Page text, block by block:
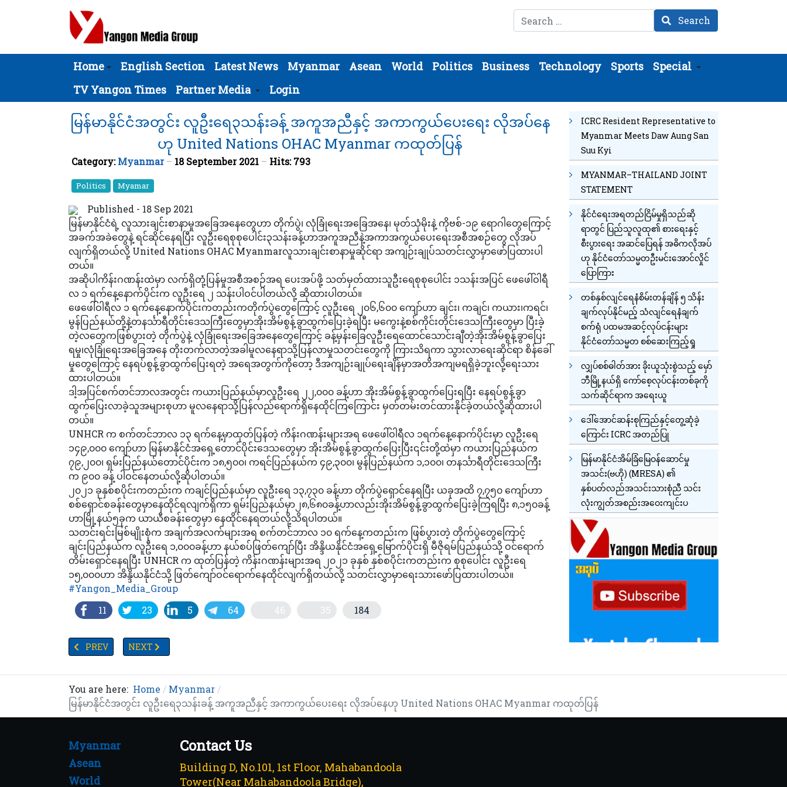
Search Search
Home English Section Latest News Myanmar Asean World Politics Business Technology Sports
Special
TV Yangon Times
Partner Media Login
မြန်မာနိုင်ငံအတွင်း လူဦးရေ၃သန်းခန့် အကူအညီနှင့် အကာကွယ်ပေးရေး လိုအပ်နေ
ဟု United Nations OHAC Myanmar ကထုတ်ပြန်
Category:Myanmar 18 September 2021 Hits: 793
Politics Myamar
Published - 18 Sep 2021
မြန်မာနိုင်ငံရဲ့ လူသားချင်းစာနာမှုအခြေအနေတွေဟာ တိုက်ပွဲ၊ လုံခြုံရေးအခြေအနေ၊ မုတ်သုံမိုးနဲ့ ကိုဗစ်-၁၉ ရောဂါတွေကြောင့်
အခက်အခဲတွေနဲ့ ရင်ဆိုင်နေရပြီး လူဦးရေစုစုပေါင်း၃သန်းခန့်ဟာအကူအညီနဲ့အကာအကွယ်ပေးရေးအစီအစဉ်တွေ လိုအပ်
လျက်ရှိတယ်လို့ United Nations OHAC Myanmarလူသားချင်းစာနာမှုဆိုင်ရာ အကျဉ်းချုပ်သတင်းလွှာမှာဖော်ပြထားပါ
တယ်။
အဆိုပါကိန်းဂဏန်းထဲမှာ လက်ရှိတုံ့ပြန်မှုအစီအစဉ်အရ ပေးအပ်ဖို့ သတ်မှတ်ထားသူဦးရေစုစုပေါင်း ၁သန်းအပြင် ဖေဖေါ်ဝါရီ
လ ၁ ရက်နေ့နောက်ပိုင်းက လူဦးရေ ၂ သန်းပါဝင်ပါတယ်လို့ ဆိုထားပါတယ်။
ဖေဖေါ်ဝါရီလ ၁ ရက်နေ့နောက်ပိုင်းကတည်းကတိုက်ပွဲတွေကြောင့် လူဦးရေ ၂၀၆,၆၀၀ ကျော်ဟာ ချင်း၊ ကချင်၊ ကယား၊ကရင်၊
မွန်ပြည်နယ်တို့နဲ့တနင်္သာရီတိုင်းဒေသကြီးတွေမှာအိုးအိမ်စွန့်ခွာထွက်ပြေးခဲ့ရပြီး မကွေးနဲ့စစ်ကိုင်းတိုင်းဒေသကြီးတွေမှာ ပြီးခဲ့
တဲ့လတွေကဖြစ်ပွားတဲ့ တိုက်ပွဲနဲ့ လုံခြုံရေးအခြေအနေတွေကြောင့် ခန့်မှန်းခြေလူဦးရေထောင်သောင်းချီတဲ့အိုးအိမ်စွန့်ခွာပြေး
ရမှု၊လုံခြုံရေးအခြေအနေ တိုးတက်လာတဲ့အခါမူလနေရာသို့ပြန်လာမှုသတင်းတွေကို ကြားသိရကာ သွားလာရေးဆိုင်ရာ စိန်ခေါ်
မှုတွေကြောင့် နေရပ်စွန့်ခွာထွက်ပြေးရတဲ့ အရေအတွက်ကို‌တော့ ဒီအကျဉ်းချုပ်ရေးချိန်မှာအတိအကျမရရှိခဲ့ဘူးလို့ရေးသား
ထားပါတယ်။
ဒါ့အပြင်စက်တင်ဘာလအတွင်း ကယားပြည်နယ်မှာလူဦးရေ ၂၂,၀၀၀ ခန့်ဟာ အိုးအိမ်စွန့်ခွာထွက်ပြေးရပြီး နေရပ်စွန့်ခွာ
ထွက်ပြေးလာခဲ့သူအများစုဟာ မူလနေရာသို့ပြန်လည်ရောက်ရှိနေထိုင်ကြကြောင်း မှတ်တမ်းတင်ထားနိုင်ခဲ့တယ်လို့ဆိုထားပါ
တယ်။
UNHCR က စက်တင်ဘာလ ၁၃ ရက်နေ့မှာထုတ်ပြန်တဲ့ ကိန်းဂဏန်းများအရ ဖေဖေါ်ဝါရီလ ၁ရက်နေ့နောက်ပိုင်းမှာ လူဦးရေ
၁၄၉,၀၀၀ ကျော်ဟာ မြန်မာနိုင်ငံအရှေ့တောင်ပိုင်းဒေသတွေမှာ အိုးအိမ်စွန့်ခွာထွက်ပြေးပြီး၎င်းတို့ထဲမှာ ကယားပြည်နယ်က
၇၉,၂၀၀၊ ရှမ်းပြည်နယ်‌တောင်ပိုင်းက ၁၈,၅၀၀၊ ကရင်ပြည်နယ်က ၄၉,၃၀၀၊ မွန်ပြည်နယ်က ၁,၁၀၀၊ တနင်္သာရီတိုင်းဒေသကြီး
က ၉၀၀ ခန့် ပါဝင်နေတယ်လို့ဆိုပါတယ်။
၂၀၂၁ ခုနှစ်စပိုင်းကတည်းက ကချင်ပြည်နယ်မှာ လူဦးရေ ၁၃,၇၃၀ ခန့်ဟာ တိုက်ပွဲရှောင်နေရပြီး ယခုအထိ ၇,၇၅၀ ကျော်ဟာ
စစ်ရှောင်စခန်းတွေမှာနေထိုင်ရလျက်ရှိကာ ရှမ်းပြည်နယ်မှာ၂၈,၆၈၀ခန့်ဟာလည်းအိုးအိမ်စွန့်ခွာထွက်ပြေးခဲ့ကြရပြီး ၈,၁၅၀ခန့်
ဟာမြို့နယ်၅ခုက ယာယီစခန်းတွေမှာ နေထိုင်နေရတယ်လို့သိရပါတယ်။
သတင်းရင်းမြစ်မျိုးစုံက အချက်အလက်များအရ စက်တင်ဘာလ ၁၀ ရက်နေ့ကတည်းက ဖြစ်ပွားတဲ့ တိုက်ပွဲတွေကြောင့်
ချင်းပြည်နယ်က လူဦးရေ ၁,၀၀၀ခန့်ဟာ နယ်စပ်ဖြတ်ကျော်ပြီး အိန္ဒိယနိုင်ငံအရှေ့မြောက်ပိုင်းရှိ မီဇိုရမ်ပြည်နယ်သို့ ဝင်ရောက်
တိမ်းရှောင်နေရပြီး UNHCR က ထုတ်ပြန်တဲ့ ကိန်းဂဏန်းများအရ ၂၀၂၁ ခုနှစ် နှစ်စပိုင်းကတည်းက စုစုပေါင်း လူဦးရေ
၁၅,၀၀၀ဟာ အိန္ဒိယနိုင်ငံသို့ ဖြတ်ကျော်ဝင်ရောက်နေထိုင်လျက်ရှိတယ်လို့ သတင်းလွှာမှာရေးသားဖော်ပြထားပါတယ်။
#Yangon_Media_Group
11
23 5 64 46 35 184
PREVIOUS ARTICLE: မြောက်ဦးဒေသ ယူနက်စကို ဝင်နိုင်ရေးအပြီးသတ်အဆိုပြုလွှာကို၂၀၂၂ ခုနှစ် နှစ်ဆန်းပိုင်းတွင် အပြီးတင်ရမည်
PREV NEXT ARTICLE: သထုံဓာတ်အားပေးစက်ရုံ ထိန်းသိမ်းမှု လုပ်ဆောင်မည်
NEXT
ICRC Resident Representative to
Myanmar Meets Daw Aung San
Suu Kyi
MYANMAR–THAILAND JOINT
STATEMENT
နိုင်ငံရေးအရတည်ငြိမ်မှုရှိသည်ဆို
ရာတွင် ပြည်သူလူထု၏ စားရေးနှင့်
စီးပွားရေး အဆင်ပြေရန် အဓိကလိုအပ်
ဟု နိုင်ငံတော်သမ္မတဦးမင်းအောင်လှိုင်
ပြောကြား
တစ်နှစ်လျင်ရေနံစိမ်းတန်ချိန် ၅ သိန်း
ချက်လုပ်နိုင်မည့် သံလျင်ရေနံချက်
စက်ရုံ ပထမအဆင့်လုပ်ငန်းများ
နိုင်ငံတော်သမ္မတ စစ်ဆေးကြည့်ရှု
လျှပ်စစ်ဓါတ်အား ခိုးယူသုံးစွဲသည့် မှော်
ဘီမြို့နယ်ရှိ ကော်စေ့လုပ်ငန်းတစ်ခုကို
သက်ဆိုင်ရာက အရေးယူ
ဒေါ်အောင်ဆန်းစုကြည်နှင့်တွေ့ဆုံခဲ့
ကြောင်း ICRC အတည်ပြု
မြန်မာနိုင်ငံအိမ်ခြံမြေဝန်ဆောင်မှု
အသင်း(ဗဟို) (MRESA) ၏
နှစ်ပတ်လည်အသင်းသားစုံညီ သင်း
လုံးကျွတ်အစည်းအဝေးကျင်းပ
You are here: Home
Myanmar
မြန်မာနိုင်ငံအတွင်း လူဦးရေ၃သန်းခန့် အကူအညီနှင့် အကာကွယ်ပေးရေး လိုအပ်နေဟု United Nations OHAC Myanmar ကထုတ်ပြန်
Myanmar
Asean
World
Contact Us
Building D, No.101, 1st Floor, Mahabandoola
Tower(Near Mahabandoola Bridge),